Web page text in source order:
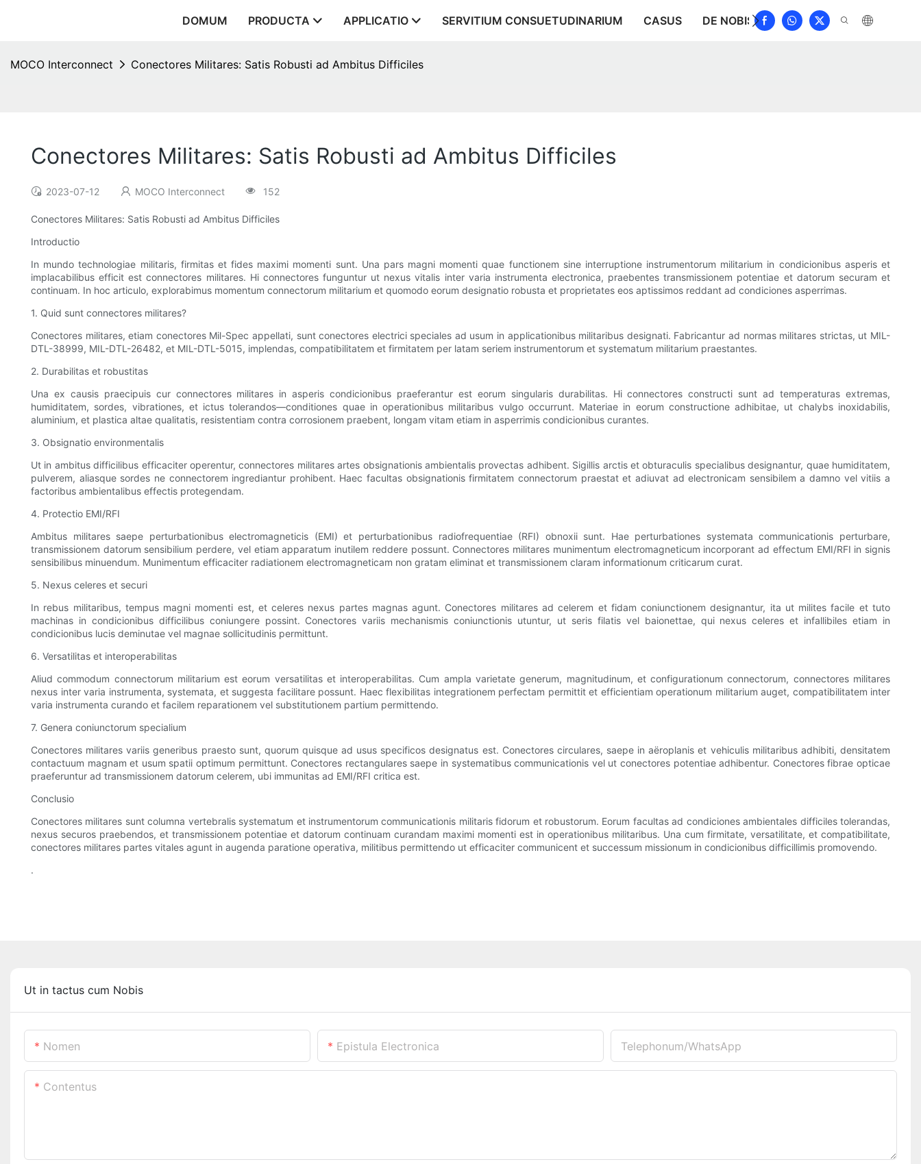
DOMUM PRODUCTA APPLICATIO SERVITIUM CONSUETUDINARIUM CASUS DE NOBIS NUNTII DEPRIME
MOCO Interconnect Conectores Militares: Satis Robusti ad Ambitus Difficiles
Conectores Militares: Satis Robusti ad Ambitus Difficiles
2023-07-12 MOCO Interconnect 152
Conectores Militares: Satis Robusti ad Ambitus Difficiles
Introductio
In mundo technologiae militaris, firmitas et fides maximi momenti sunt. Una pars magni momenti quae functionem sine interruptione instrumentorum militarium in condicionibus asperis et
implacabilibus efficit est connectores militares. Hi connectores funguntur ut nexus vitalis inter varia instrumenta electronica, praebentes transmissionem potentiae et datorum securam et
continuam. In hoc articulo, explorabimus momentum connectorum militarium et quomodo eorum designatio robusta et proprietates eos aptissimos reddant ad condiciones asperrimas.
1. Quid sunt connectores militares?
Conectores militares, etiam conectores Mil-Spec appellati, sunt conectores electrici speciales ad usum in applicationibus militaribus designati. Fabricantur ad normas militares strictas, ut MIL-
DTL-38999, MIL-DTL-26482, et MIL-DTL-5015, implendas, compatibilitatem et firmitatem per latam seriem instrumentorum et systematum militarium praestantes.
2. Durabilitas et robustitas
Una ex causis praecipuis cur connectores militares in asperis condicionibus praeferantur est eorum singularis durabilitas. Hi connectores constructi sunt ad temperaturas extremas,
humiditatem, sordes, vibrationes, et ictus tolerandos—conditiones quae in operationibus militaribus vulgo occurrunt. Materiae in eorum constructione adhibitae, ut chalybs inoxidabilis,
aluminium, et plastica altae qualitatis, resistentiam contra corrosionem praebent, longam vitam etiam in asperrimis condicionibus curantes.
3. Obsignatio environmentalis
Ut in ambitus difficilibus efficaciter operentur, connectores militares artes obsignationis ambientalis provectas adhibent. Sigillis arctis et obturaculis specialibus designantur, quae humiditatem,
pulverem, aliasque sordes ne connectorem ingrediantur prohibent. Haec facultas obsignationis firmitatem connectorum praestat et adiuvat ad electronicam sensibilem a damno vel vitiis a
factoribus ambientalibus effectis protegendam.
4. Protectio EMI/RFI
Ambitus militares saepe perturbationibus electromagneticis (EMI) et perturbationibus radiofrequentiae (RFI) obnoxii sunt. Hae perturbationes systemata communicationis perturbare,
transmissionem datorum sensibilium perdere, vel etiam apparatum inutilem reddere possunt. Connectores militares munimentum electromagneticum incorporant ad effectum EMI/RFI in signis
sensibilibus minuendum. Munimentum efficaciter radiationem electromagneticam non gratam eliminat et transmissionem claram informationum criticarum curat.
5. Nexus celeres et securi
In rebus militaribus, tempus magni momenti est, et celeres nexus partes magnas agunt. Conectores militares ad celerem et fidam coniunctionem designantur, ita ut milites facile et tuto
machinas in condicionibus difficilibus coniungere possint. Conectores variis mechanismis coniunctionis utuntur, ut seris filatis vel baionettae, qui nexus celeres et infallibiles etiam in
condicionibus lucis deminutae vel magnae sollicitudinis permittunt.
6. Versatilitas et interoperabilitas
Aliud commodum connectorum militarium est eorum versatilitas et interoperabilitas. Cum ampla varietate generum, magnitudinum, et configurationum connectorum, connectores militares
nexus inter varia instrumenta, systemata, et suggesta facilitare possunt. Haec flexibilitas integrationem perfectam permittit et efficientiam operationum militarium auget, compatibilitatem inter
varia instrumenta curando et facilem reparationem vel substitutionem partium permittendo.
7. Genera coniunctorum specialium
Conectores militares variis generibus praesto sunt, quorum quisque ad usus specificos designatus est. Conectores circulares, saepe in aëroplanis et vehiculis militaribus adhibiti, densitatem
contactuum magnam et usum spatii optimum permittunt. Conectores rectangulares saepe in systematibus communicationis vel ut conectores potentiae adhibentur. Conectores fibrae opticae
praeferuntur ad transmissionem datorum celerem, ubi immunitas ad EMI/RFI critica est.
Conclusio
Conectores militares sunt columna vertebralis systematum et instrumentorum communicationis militaris fidorum et robustorum. Eorum facultas ad condiciones ambientales difficiles tolerandas,
nexus securos praebendos, et transmissionem potentiae et datorum continuam curandam maximi momenti est in operationibus militaribus. Una cum firmitate, versatilitate, et compatibilitate,
conectores militares partes vitales agunt in augenda paratione operativa, militibus permittendo ut efficaciter communicent et successum missionum in condicionibus difficillimis promovendo.
.
Ut in tactus cum Nobis
Nomen Epistula Electronica Telephonum/WhatsApp
Contentus